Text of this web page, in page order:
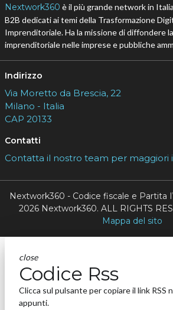
Nextwork360 è il più grande network in
B2B dedicati ai temi della Trasformazione
Imprenditoriale. Ha la missione di diffondere
imprenditoriale nelle imprese e pubbliche
Indirizzo
Via Moretto da Brescia, 22
Milano - Italia
CAP 20133
Contatti
Contatta il nostro team per maggiori
Nextwork360 - Codice fiscale e Partita
2026 Nextwork360. ALL RIGHTS
Mappa del sito
close
Codice Rss
Clicca sul pulsante per copiare il link RSS
appunti.